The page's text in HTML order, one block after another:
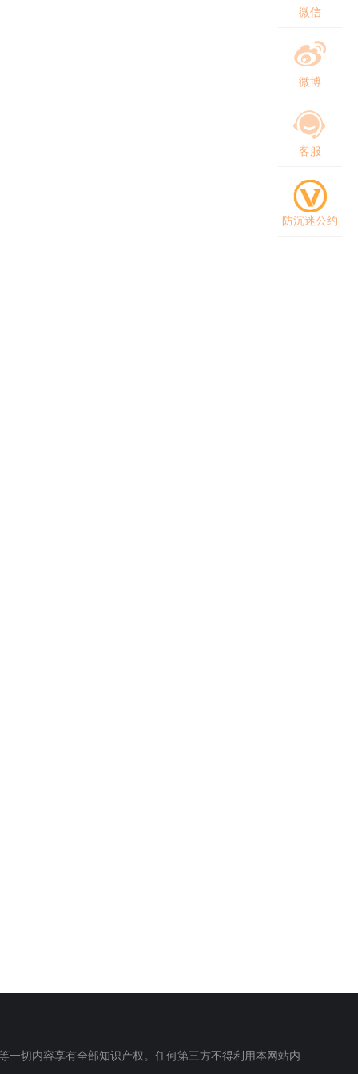
微信
微博
客服
防沉迷公约
一切内容享有全部知识产权。任何第三方不得利用本网站内